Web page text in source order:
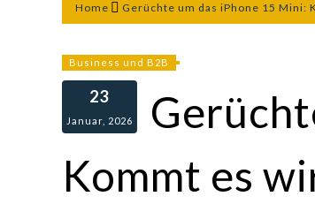
Home Gerüchte um das iPhone 15 Mini:
Business und B2B
23
Januar, 2026
Kommt es